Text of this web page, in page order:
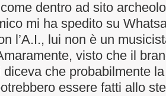
dentro ad sito
mi ha spedito su
l’A.I., lui non è un
visto che il
diceva che probabilmente
essere fatti allo